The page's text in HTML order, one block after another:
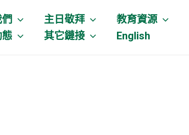
主日敬拜 教育資源
其它鏈接 English